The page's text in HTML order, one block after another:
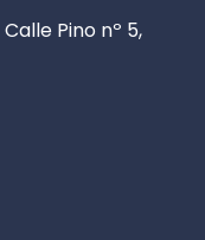
Pino nº 5,